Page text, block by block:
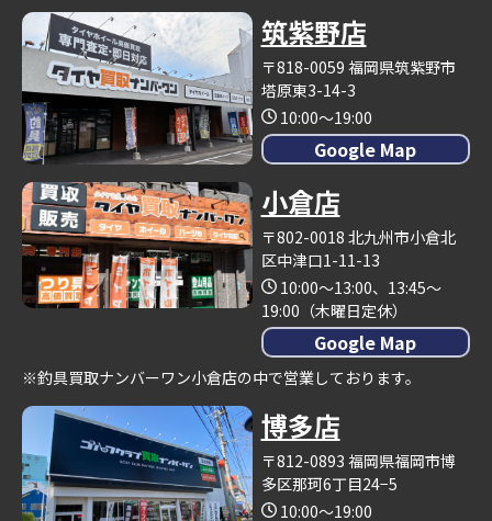
筑紫野店
〒818-0059 福岡県筑紫野市
塔原東3-14-3
10:00～19:00
Google Map
小倉店
〒802-0018 北九州市小倉北
区中津口1-11-13
10:00～13:00、13:45～
19:00（木曜日定休）
Google Map
※釣具買取ナンバーワン小倉店の中で営業しております。
博多店
〒812-0893 福岡県福岡市博
多区那珂6丁目24−5
10:00～19:00